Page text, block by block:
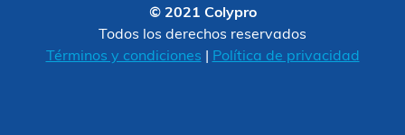
© 2021 Colypro
Todos los derechos reservados
Términos y condiciones
Política de privacidad